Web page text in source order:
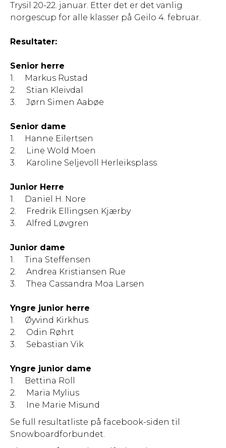
Trysil 20-22. januar. Etter det er det vanlig
norgescup for alle klasser på Geilo 4. februar.
Resultater:
Senior herre
1. Markus Rustad
2. Stian Kleivdal
3. Jørn Simen Aabøe
Senior dame
1. Hanne Eilertsen
2. Line Wold Moen
3. Karoline Seljevoll Herleiksplass
Junior Herre
1. Daniel H. Nore
2. Fredrik Ellingsen Kjærby
3. Alfred Løvgren
Junior dame
1. Tina Steffensen
2. Andrea Kristiansen Rue
3. Thea Cassandra Moa Larsen
Yngre junior herre
1. Øyvind Kirkhus
2. Odin Røhrt
3. Sebastian Vik
Yngre junior dame
1. Bettina Roll
2. Maria Mylius
3. Ine Marie Misund
Se full resultatliste på facebook-siden til
Snowboardforbundet.